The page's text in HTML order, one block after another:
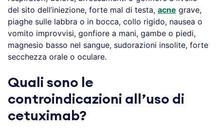
del sito dell’iniezione, forte mal di testa, acne grave,
piaghe sulle labbra o in bocca, collo rigido, nausea o
vomito improvvisi, gonfiore a mani, gambe o piedi,
magnesio basso nel sangue, sudorazioni insolite, forte
secchezza orale o oculare.
Quali sono le
controindicazioni all’uso di
cetuximab?